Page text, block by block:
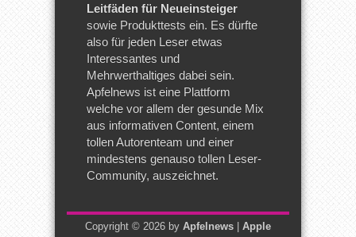
Leitfäden für Neueinsteiger
sowie Produkttests ein. Es dürfte
also für jeden Leser etwas
Interessantes und
Mehrwerthaltiges dabei sein.
Apfelnews ist eine Plattform
welche vor allem der gesunde Mix
aus informativen Content, einem
tollen Autorenteam und einer
mindestens genauso tollen Leser-
Community, auszeichnet.
Copyright © 2026 by Apfelnews
Apple